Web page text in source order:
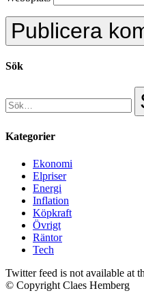
Sök
Kategorier
Ekonomi
Elpriser
Energi
Inflation
Köpkraft
Övrigt
Räntor
Tech
Twitter feed is not available at
© Copyright Claes Hemberg